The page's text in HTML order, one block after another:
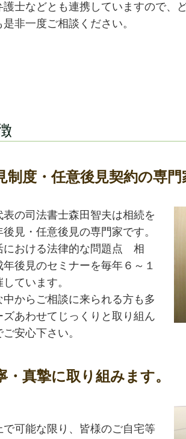
士などとも連携していますので、
非一度ご相談ください。
制度・任意後見契約の専門
の司法書士森田智夫は相続を
見・任意後見の専門家です。
における法律的な問題点 相
後見のセミナーを毎年６～１
ています。
からご相談に来られる方も多
ズあわせてじっくりと取り組ん
安心下さい。
・真摯に取り組みます。
で可能な限り、皆様のご自宅等